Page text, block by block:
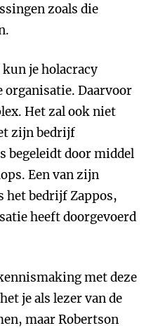
zoals die
je holacracy
organisatie. Daarvoor
Het zal ook niet
zijn bedrijf
begeleidt door middel
Een van zijn
het bedrijf Zappos,
heeft doorgevoerd
met deze
je als lezer van de
maar Robertson